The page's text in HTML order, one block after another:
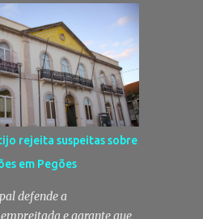
de droga. Segundo a
da Guarda identificaram
durante a ação policial
volta a vestir-se de branco
de pessoas numa
e
que parte das receitas
Humanitária
do Pinhal Novo,
comunitário que
evento. O branco é a
de 1 de Agosto no
depois da primeira
continua a ser muito
rejeita suspeitas sobre
em Pegões
defende a
e garante que